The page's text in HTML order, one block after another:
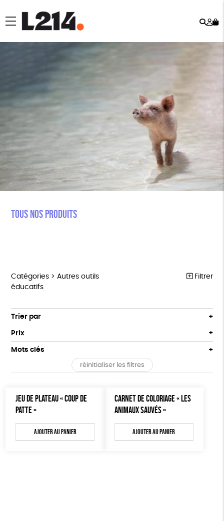
menu
Tous nos produits
Catégories > Autres outils
éducatifs
Filtrer
MARCHE POUR LA FERMETURE DES ABATTOIRS
OUTILS MILITANTS
TRACTS
CARTES
BROCHURES
OUTILS ÉDUCATIFS
Trier par
Par défaut
Popularité
Prix : du - cher au + cher
Prix
Tous
50 € - 100 €
150 € - 200 €
Plus de 200€
Mots clés
OEKO-Tex, PETA approuved vegan
réinitialiser les filtres
JEU DE PLATEAU « COUP DE
PATTE »
Ajouter au panier
CARNET DE COLORIAGE « LES
ANIMAUX SAUVÉS »
Ajouter au panier